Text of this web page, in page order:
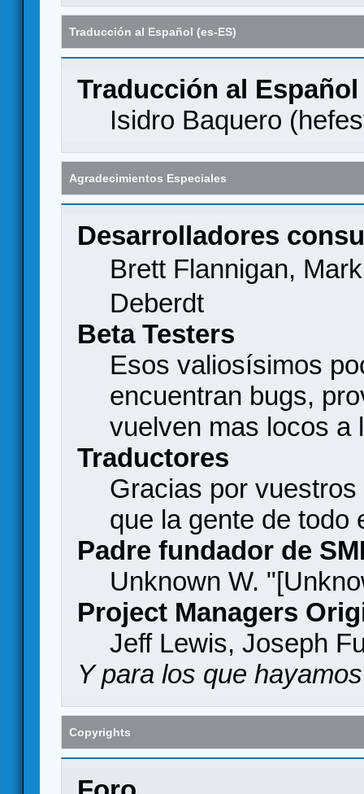
Traducción al Español (es-ES)
Traducción al Español
Isidro Baquero (
Agradecimientos Especiales
Desarrolladores
Brett Flannigan,
Deberdt
Beta Testers
Esos valiosísimos
encuentran bugs,
vuelven mas locos a
Traductores
Gracias por
que la gente de todo
Padre fundador de
Unknown W.
Project Managers
Jeff Lewis, Joseph
Y para los que
Copyrights